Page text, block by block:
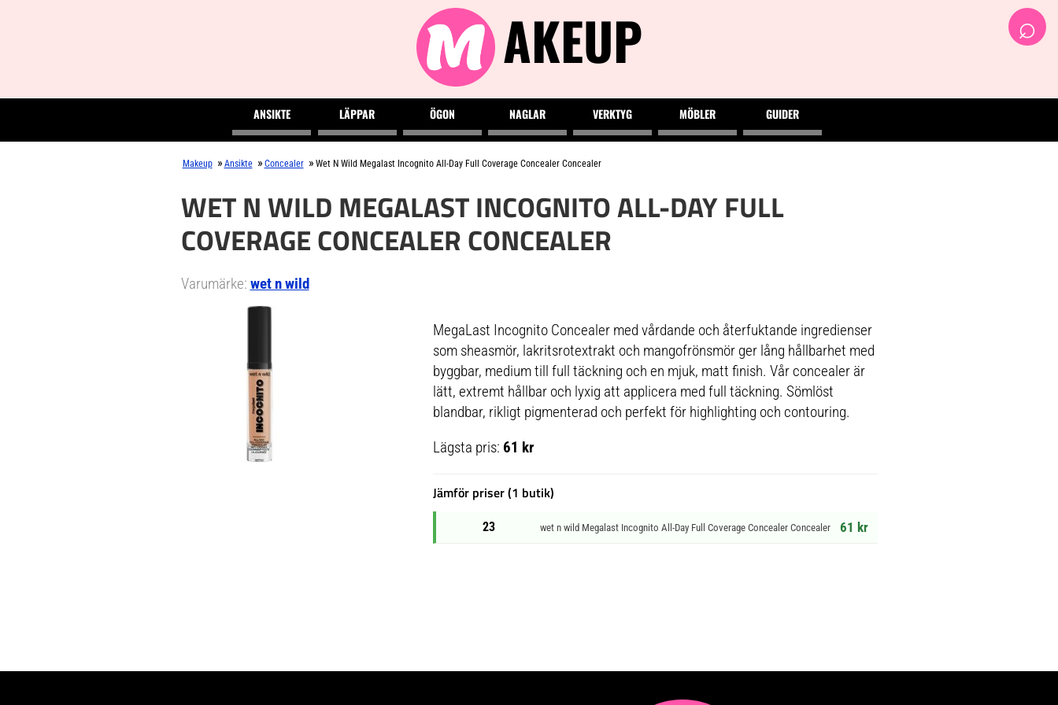
AKEUP ⌕
ANSIKTE LÄPPAR ÖGON NAGLAR VERKTYG MÖBLER GUIDER
Makeup » Ansikte » Concealer » Wet N Wild Megalast Incognito All-Day Full Coverage Concealer Concealer
WET N WILD MEGALAST INCOGNITO ALL-DAY FULL
COVERAGE CONCEALER CONCEALER
Varumärke: wet n wild
MegaLast Incognito Concealer med vårdande och återfuktande ingredienser
som sheasmör, lakritsrotextrakt och mangofrönsmör ger lång hållbarhet med
byggbar, medium till full täckning och en mjuk, matt finish. Vår concealer är
lätt, extremt hållbar och lyxig att applicera med full täckning. Sömlöst
blandbar, rikligt pigmenterad och perfekt för highlighting och contouring.
Lägsta pris: 61 kr
Jämför priser (1 butik)
23 wet n wild Megalast Incognito All-Day Full Coverage Concealer Concealer 61 kr